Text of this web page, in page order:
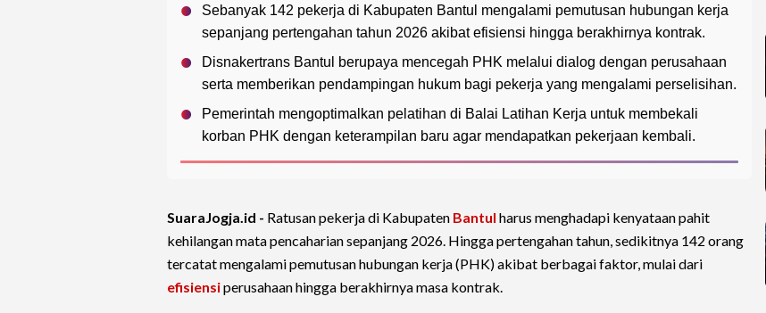
Sebanyak 142 pekerja di Kabupaten Bantul mengalami pemutusan hubungan kerja
sepanjang pertengahan tahun 2026 akibat efisiensi hingga berakhirnya kontrak.
Disnakertrans Bantul berupaya mencegah PHK melalui dialog dengan perusahaan
serta memberikan pendampingan hukum bagi pekerja yang mengalami perselisihan.
Pemerintah mengoptimalkan pelatihan di Balai Latihan Kerja untuk membekali
korban PHK dengan keterampilan baru agar mendapatkan pekerjaan kembali.
SuaraJogja.id - Ratusan pekerja di Kabupaten Bantul harus menghadapi kenyataan pahit
kehilangan mata pencaharian sepanjang 2026. Hingga pertengahan tahun, sedikitnya 142 orang
tercatat mengalami pemutusan hubungan kerja (PHK) akibat berbagai faktor, mulai dari
efisiensiperusahaan hingga berakhirnya masa kontrak.